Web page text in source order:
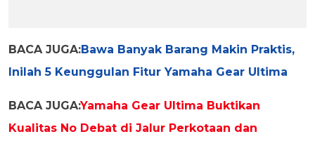
BACA JUGA:Bawa Banyak Barang Makin Praktis,
Inilah 5 Keunggulan Fitur Yamaha Gear Ultima
BACA JUGA:Yamaha Gear Ultima Buktikan
Kualitas No Debat di Jalur Perkotaan dan